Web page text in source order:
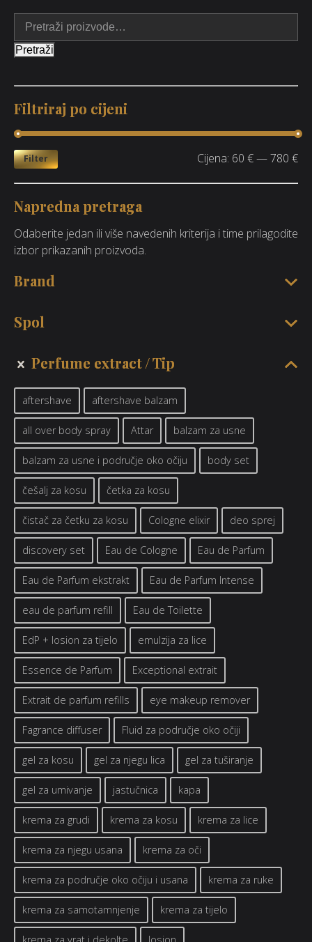
Pretraži
Filtriraj po cijeni
Filter Cijena: 60 €—780 €
Napredna pretraga
Odaberite jedan ili više navedenih kriterija i time prilagodite
izbor prikazanih proizvoda.
Brand
Spol
Perfume extract Tip
aftershave aftershave balzam
all over body spray Attar balzam za usne
balzam za usne i područje oko očiju body set
češalj za kosu četka za kosu
čistač za četku za kosu Cologne elixir deo sprej
discovery set Eau de Cologne Eau de Parfum
Eau de Parfum ekstrakt Eau de Parfum Intense
eau de parfum refill Eau de Toilette
EdP + losion za tijelo emulzija za lice
Essence de Parfum Exceptional extrait
Extrait de parfum refills eye makeup remover
Fagrance diffuser Fluid za područje oko očiji
gel za kosu gel za njegu lica gel za tuširanje
gel za umivanje jastučnica kapa
krema za grudi krema za kosu krema za lice
krema za njegu usana krema za oči
krema za područje oko očiju i usana krema za ruke
krema za samotamnjenje krema za tijelo